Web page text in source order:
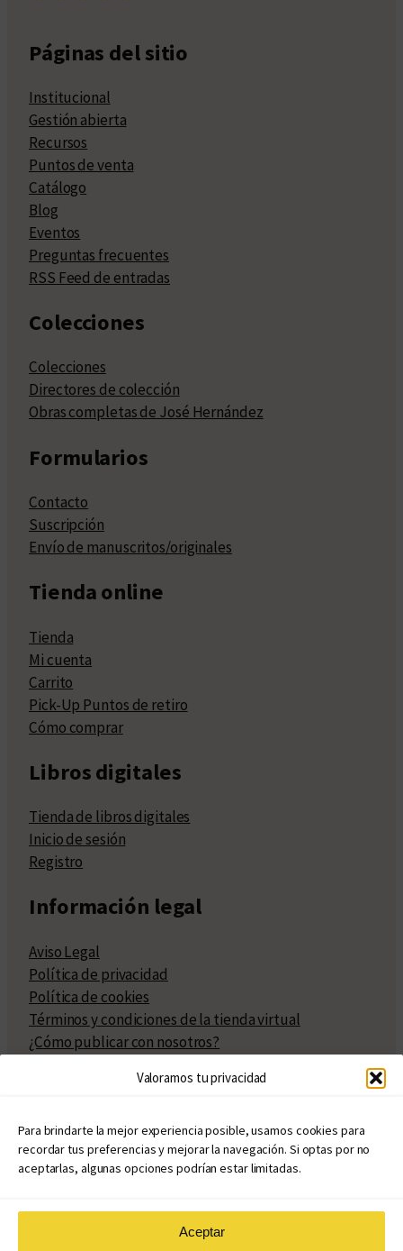
Valoramos tu privacidad
Para brindarte la mejor experiencia posible, usamos cookies para
recordar tus preferencias y mejorar la navegación. Si optas por no
aceptarlas, algunas opciones podrían estar limitadas.
Aceptar
Páginas del sitio
Institucional
Gestión abierta
Recursos
Puntos de venta
Catálogo
Blog
Eventos
Preguntas frecuentes
RSS Feed de entradas
Colecciones
Colecciones
Directores de colección
Obras completas de José Hernández
Formularios
Contacto
Suscripción
Envío de manuscritos/originales
Tienda online
Tienda
Mi cuenta
Carrito
Pick-Up Puntos de retiro
Cómo comprar
Libros digitales
Tienda de libros digitales
Inicio de sesión
Registro
Información legal
Aviso Legal
Política de privacidad
Política de cookies
Términos y condiciones de la tienda virtual
¿Cómo publicar con nosotros?
Políticas de publicación
Políticas de coedición
Atribuciones